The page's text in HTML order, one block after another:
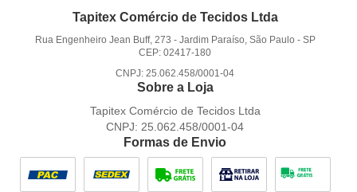
Tapitex Comércio de Tecidos Ltda
Rua Engenheiro Jean Buff, 273 - Jardim Paraíso, São Paulo - SP
CEP: 02417-180
CNPJ: 25.062.458/0001-04
Sobre a Loja
Tapitex Comércio de Tecidos Ltda
CNPJ: 25.062.458/0001-04
Formas de Envio